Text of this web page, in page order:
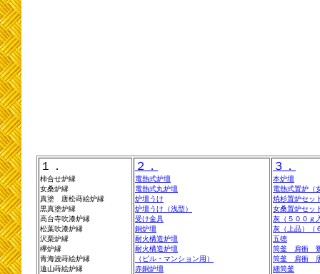
１．
柿合せ炉縁
女桑炉縁
真塗 唐松蒔絵炉縁
黒真塗炉縁
高台寺吹漆炉縁
松葉吹漆炉縁
沢栗炉縁
欅炉縁
青海波蒔絵炉縁
遠山蒔絵炉縁
２．
電熱式炉壇
電熱式丸炉壇
炉壇うけ
炉壇うけ（浅型）
受け金具
銅炉壇
耐火構造炉壇
耐火構造炉壇
（ビル・マンション用）
赤銅炉壇
３．
本炉壇
電熱式置炉（
焼杉置炉セッ
女桑置炉セッ
灰（５００ｇ
灰（上品）（
五徳
筒釜 肩衝
筒釜 肩衝
細筒釜